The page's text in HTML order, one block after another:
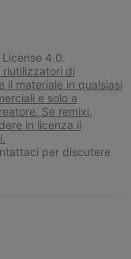
4.0.
riutilizzatori di
il materiale in qualsiasi
e solo a
Se remixi,
in licenza il
per discutere